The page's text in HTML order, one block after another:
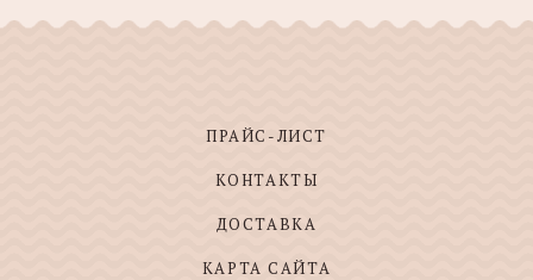
ПРАЙС-ЛИСТ
КОНТАКТЫ
ДОСТАВКА
КАРТА САЙТА